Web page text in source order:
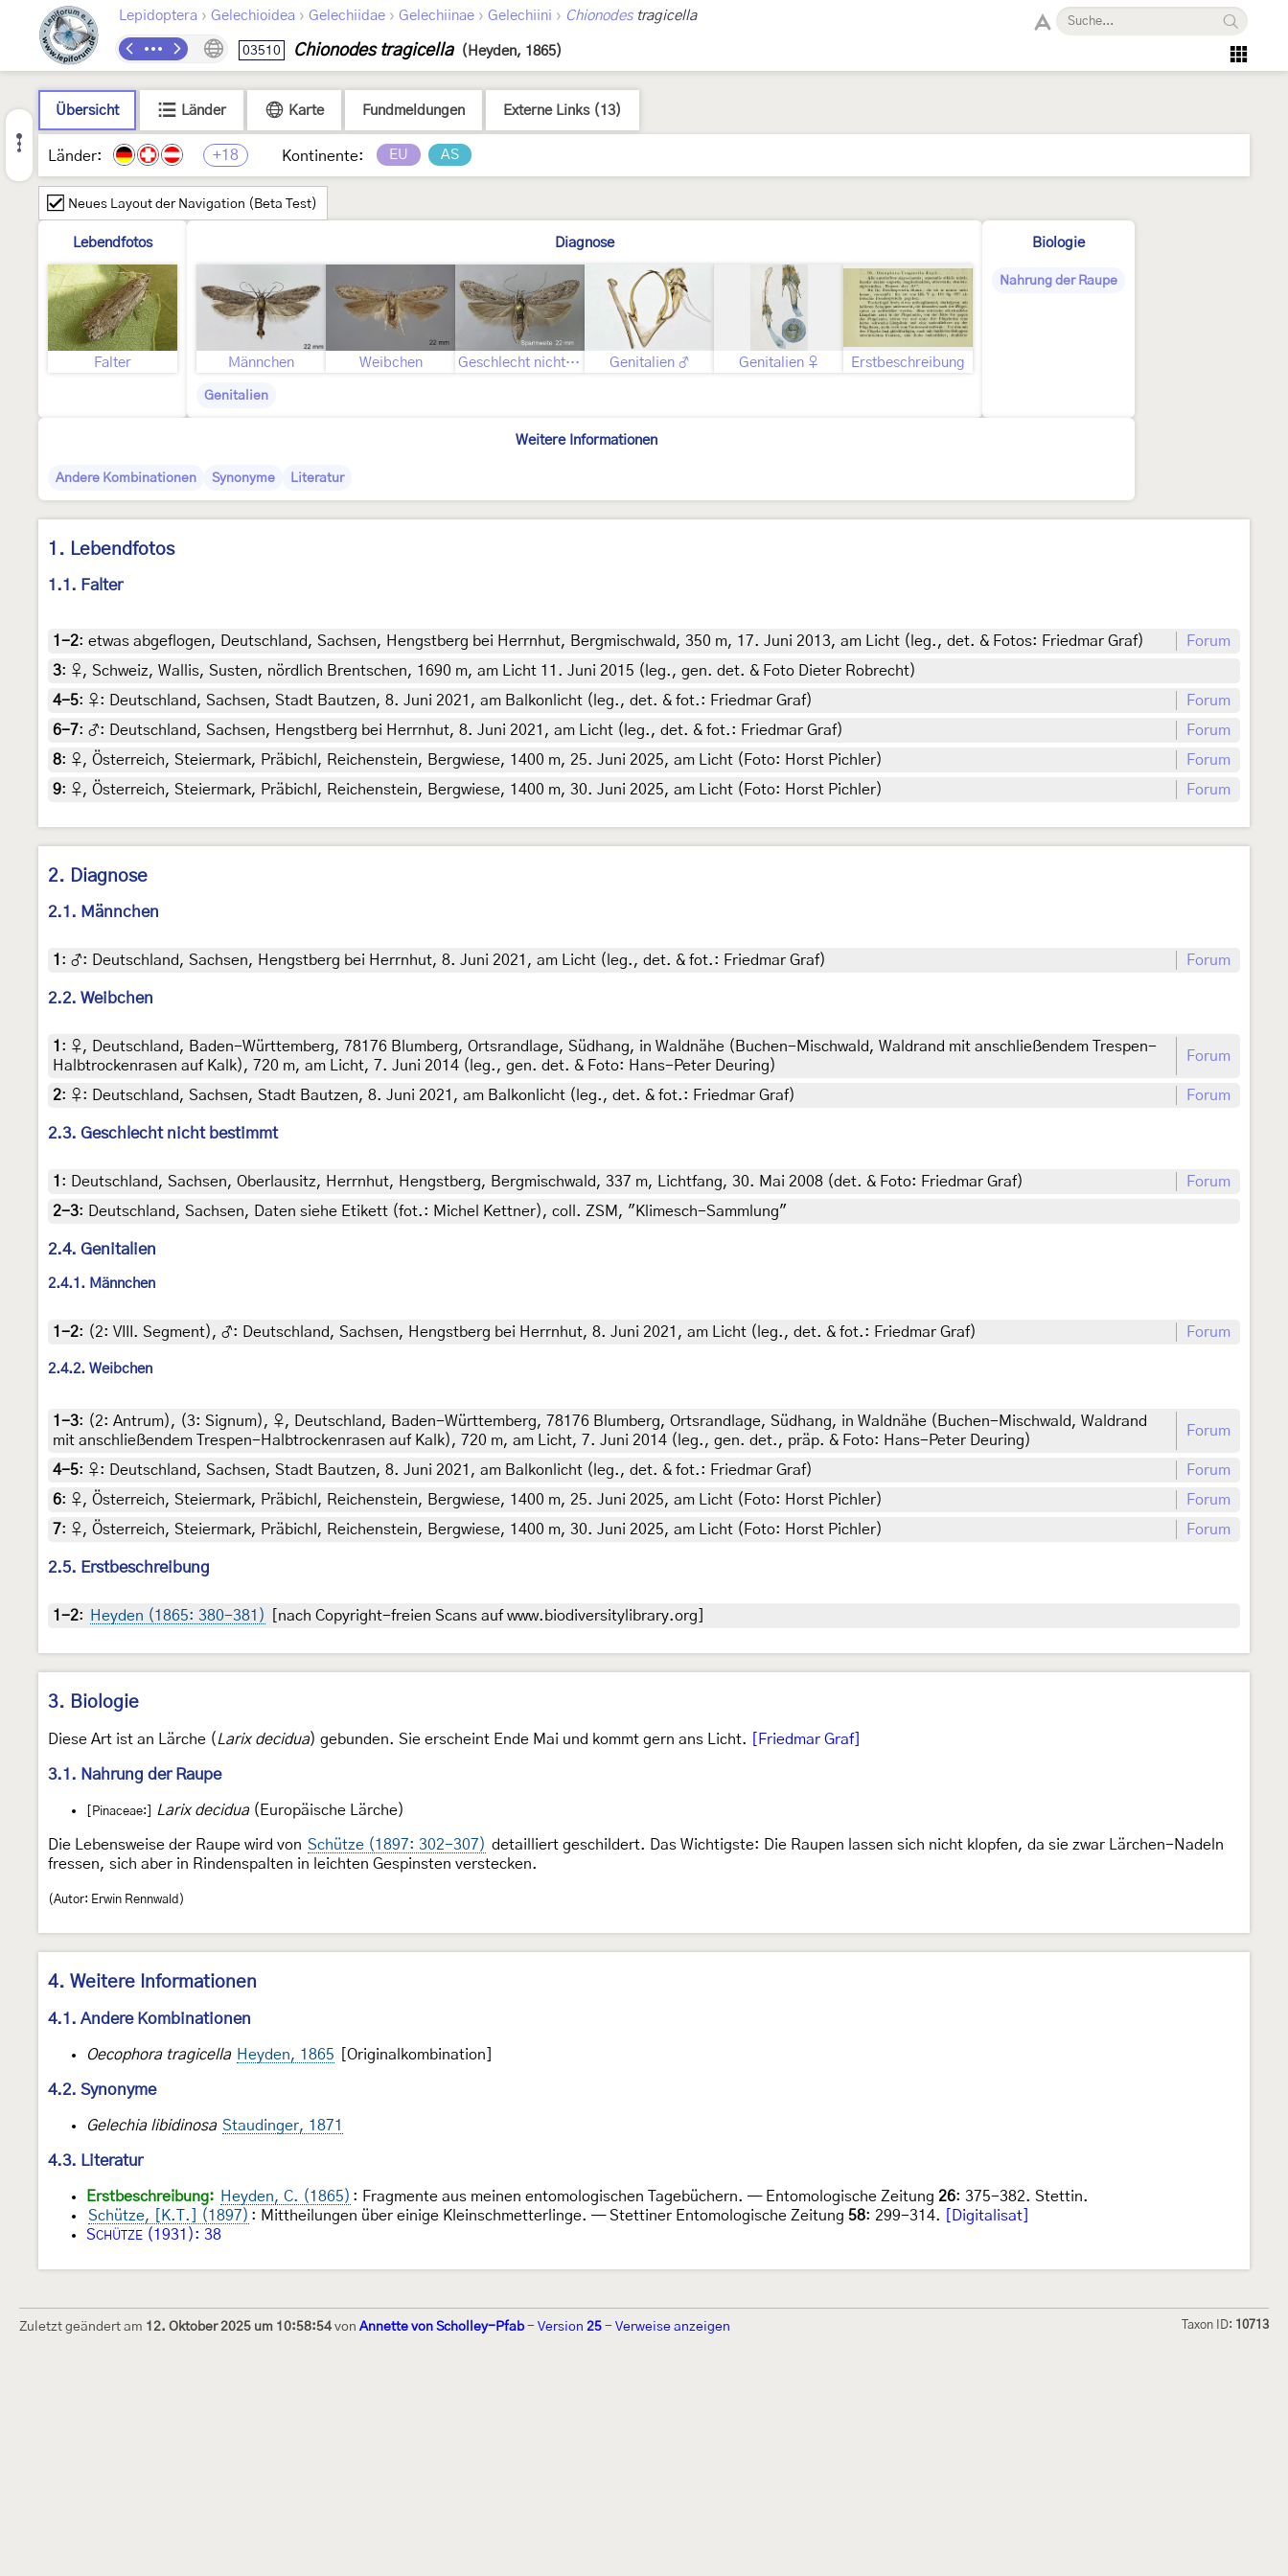
Lepidoptera › Gelechioidea › Gelechiidae › Gelechiinae › Gelechiini › Chionodestragicella
03510 Chionodes tragicella (Heyden, 1865)
Übersicht Länder Karte Fundmeldungen Externe Links (13)
Länder: +18 Kontinente: EU AS
Neues Layout der Navigation (Beta Test)
Lebendfotos
Falter
Diagnose
Männchen Weibchen Geschlecht nicht bestimmt Genitalien ♂ Genitalien ♀ Erstbeschreibung
Genitalien
Biologie
Nahrung der Raupe
Weitere Informationen
Andere Kombinationen Synonyme Literatur
1. Lebendfotos
1.1. Falter
1-2: etwas abgeflogen, Deutschland, Sachsen, Hengstberg bei Herrnhut, Bergmischwald, 350 m, 17. Juni 2013, am Licht (leg., det. & Fotos: Friedmar Graf)
Forum
3: ♀, Schweiz, Wallis, Susten, nördlich Brentschen, 1690 m, am Licht 11. Juni 2015 (leg., gen. det. & Foto Dieter Robrecht)
4-5: ♀: Deutschland, Sachsen, Stadt Bautzen, 8. Juni 2021, am Balkonlicht (leg., det. & fot.: Friedmar Graf)
Forum
6-7: ♂: Deutschland, Sachsen, Hengstberg bei Herrnhut, 8. Juni 2021, am Licht (leg., det. & fot.: Friedmar Graf)
Forum
8: ♀, Österreich, Steiermark, Präbichl, Reichenstein, Bergwiese, 1400 m, 25. Juni 2025, am Licht (Foto: Horst Pichler)
Forum
9: ♀, Österreich, Steiermark, Präbichl, Reichenstein, Bergwiese, 1400 m, 30. Juni 2025, am Licht (Foto: Horst Pichler) Forum
2. Diagnose
2.1. Männchen
1 : ♂: Deutschland, Sachsen, Hengstberg bei Herrnhut, 8. Juni 2021, am Licht (leg., det. & fot.: Friedmar Graf) Forum
2.2. Weibchen
1 : ♀, Deutschland, Baden-Württemberg, 78176 Blumberg, Ortsrandlage, Südhang, in Waldnähe (Buchen-Mischwald, Waldrand mit anschließendem Trespen-
Halbtrockenrasen auf Kalk), 720 m, am Licht, 7. Juni 2014 (leg., gen. det. & Foto: Hans-Peter Deuring)
Forum
2: ♀: Deutschland, Sachsen, Stadt Bautzen, 8. Juni 2021, am Balkonlicht (leg., det. & fot.: Friedmar Graf) Forum
2.3. Geschlecht nicht bestimmt
1 : Deutschland, Sachsen, Oberlausitz, Herrnhut, Hengstberg, Bergmischwald, 337 m, Lichtfang, 30. Mai 2008 (det. & Foto: Friedmar Graf)
Forum
2-3: Deutschland, Sachsen, Daten siehe Etikett (fot.: Michel Kettner), coll. ZSM, "Klimesch-Sammlung"
2.4. Genitalien
2.4.1. Männchen
1-2: (2: VIII. Segment), ♂: Deutschland, Sachsen, Hengstberg bei Herrnhut, 8. Juni 2021, am Licht (leg., det. & fot.: Friedmar Graf) Forum
2.4.2. Weibchen
1-3: (2: Antrum), (3: Signum), ♀, Deutschland, Baden-Württemberg, 78176 Blumberg, Ortsrandlage, Südhang, in Waldnähe (Buchen-Mischwald, Waldrand
mit anschließendem Trespen-Halbtrockenrasen auf Kalk), 720 m, am Licht, 7. Juni 2014 (leg., gen. det., präp. & Foto: Hans-Peter Deuring)
Forum
4-5: ♀: Deutschland, Sachsen, Stadt Bautzen, 8. Juni 2021, am Balkonlicht (leg., det. & fot.: Friedmar Graf)
Forum
6: ♀, Österreich, Steiermark, Präbichl, Reichenstein, Bergwiese, 1400 m, 25. Juni 2025, am Licht (Foto: Horst Pichler)
Forum
7: ♀, Österreich, Steiermark, Präbichl, Reichenstein, Bergwiese, 1400 m, 30. Juni 2025, am Licht (Foto: Horst Pichler) Forum
2.5. Erstbeschreibung
1-2: Heyden (1865: 380-381) [nach Copyright-freien Scans auf www.biodiversitylibrary.org]
3. Biologie
Diese Art ist an Lärche (Larix decidua) gebunden. Sie erscheint Ende Mai und kommt gern ans Licht. [Friedmar Graf]
3.1. Nahrung der Raupe
[Pinaceae:] Larix decidua(Europäische Lärche)
Die Lebensweise der Raupe wird von Schütze (1897: 302-307) detailliert geschildert. Das Wichtigste: Die Raupen lassen sich nicht klopfen, da sie zwar Lärchen-Nadeln
fressen, sich aber in Rindenspalten in leichten Gespinsten verstecken.
(Autor: Erwin Rennwald)
4. Weitere Informationen
4.1. Andere Kombinationen
Oecophora tragicella Heyden, 1865 [Originalkombination]
4.2. Synonyme
Gelechia libidinosa Staudinger, 1871
4.3. Literatur
Erstbeschreibung: Heyden, C. (1865) : Fragmente aus meinen entomologischen Tagebüchern. — Entomologische Zeitung 26: 375-382. Stettin.
Schütze, [K.T.] (1897) : Mittheilungen über einige Kleinschmetterlinge. — Stettiner Entomologische Zeitung 58: 299-314.
[Digitalisat]
SCHÜTZE (1931): 38
Zuletzt geändert am 12. Oktober 2025 um 10:58:54 von Annette von Scholley-Pfab - Version 25 - Verweise anzeigen Taxon ID: 10713